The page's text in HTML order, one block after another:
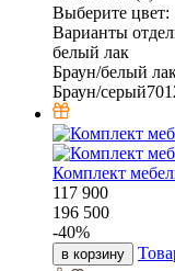
Выберите цвет:
Варианты
белый лак
Браун/белый
Браун/
Комплект
117 900
196 500
-40%
в корзину